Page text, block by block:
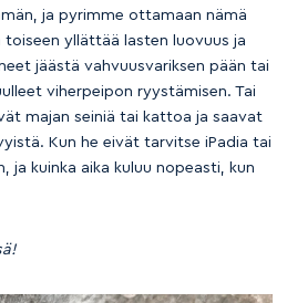
ja pyrimme ottamaan nämä
yllättää lasten luovuus ja
jäästä vahvuusvariksen pään tai
viherpeipon ryystämisen. Tai
majan seiniä tai kattoa ja saavat
Kun he eivät tarvitse iPadia tai
ja kuinka aika kuluu nopeasti, kun